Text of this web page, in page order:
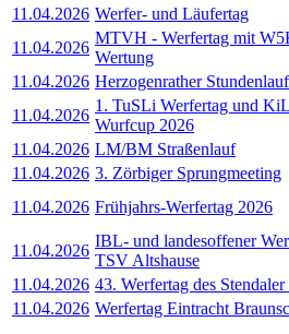
11.04.2026 Werfer- und Läufertag
11.04.2026
MTVH - Werfertag mit
Wertung
11.04.2026 Herzogenrather
11.04.2026
1. TuSLi Werfertag und
Wurfcup 2026
11.04.2026 LM/BM Straßenlauf
11.04.2026 3. Zörbiger Sprungmeeting
11.04.2026 Frühjahrs-Werfertag 2026
11.04.2026
IBL- und landesoffener
TSV Altshause
11.04.2026 43. Werfertag des
11.04.2026 Werfertag Eintracht